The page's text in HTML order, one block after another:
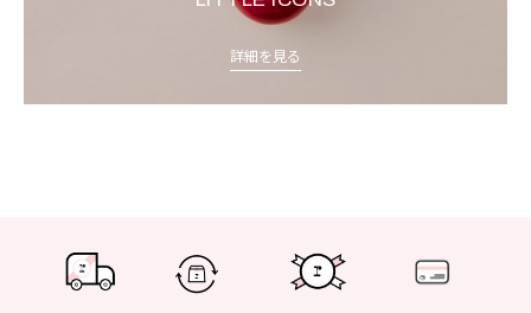
詳細を見る